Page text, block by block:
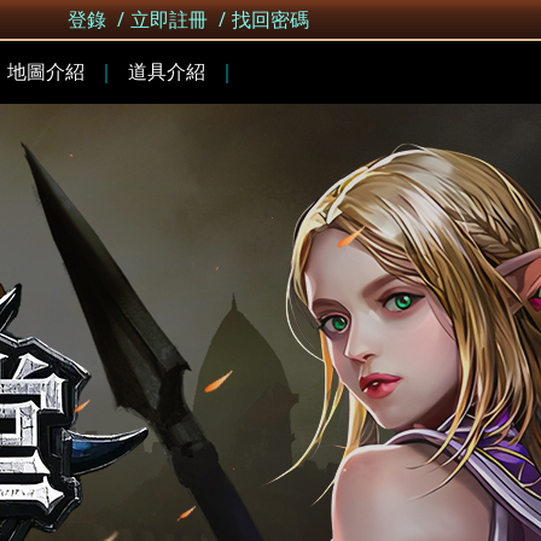
登錄 / 立即註冊 / 找回密碼